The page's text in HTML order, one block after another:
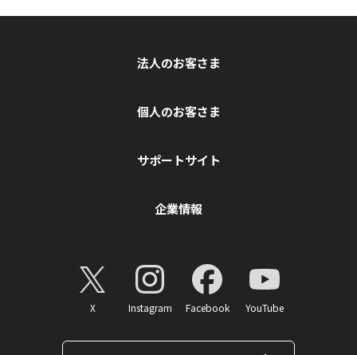
法人のお客さま
個人のお客さま
サポートサイト
企業情報
X Instagram Facebook YouTube